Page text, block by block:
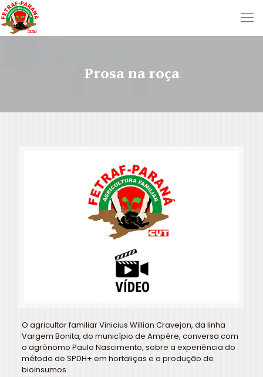
Prosa na roça
O agricultor familiar Vinicius Willian Cravejon, da linha
Vargem Bonita, do município de Ampére, conversa com
o agrônomo Paulo Nascimento, sobre a experiência do
método de SPDH+ em hortaliças e a produção de
bioinsumos.